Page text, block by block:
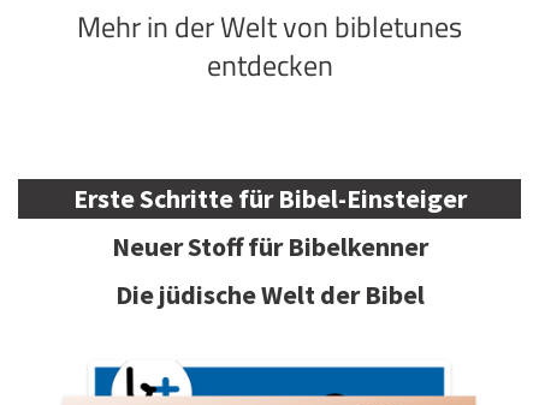
Mehr in der Welt von bibletunes
entdecken
Erste Schritte für Bibel-Einsteiger
Neuer Stoff für Bibelkenner
Die jüdische Welt der Bibel